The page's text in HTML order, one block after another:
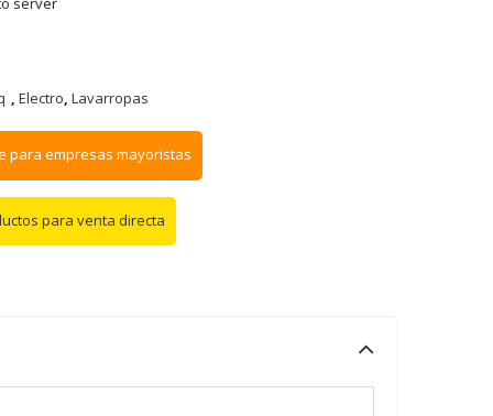
, Electro, Lavarropas
para empresas mayoristas
para venta directa